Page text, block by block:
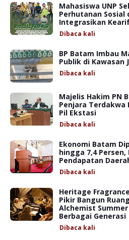
Mahasiswa UNP
Perhutanan Sosial
Integrasikan
Dibaca kali
BP Batam Imbau
Publik di Kawasan
Dibaca kali
Majelis Hakim PN
Penjara Terdakwa
Pil Ekstasi
Dibaca kali
Ekonomi Batam
hingga 7,4
Pendapatan
Dibaca kali
Heritage
Pikir Bangun
Alchemist
Berbagai Generasi
Dibaca kali